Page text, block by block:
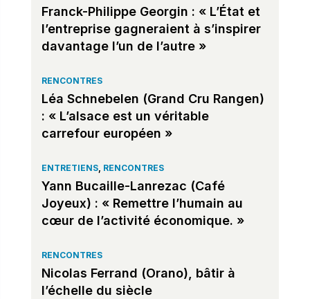
Franck-Philippe Georgin : « L’État et
l’entreprise gagneraient à s’inspirer
davantage l’un de l’autre »
RENCONTRES
Léa Schnebelen (Grand Cru Rangen)
: « L’alsace est un véritable
carrefour européen »
ENTRETIENS, RENCONTRES
Yann Bucaille-Lanrezac (Café
Joyeux) : « Remettre l’humain au
cœur de l’activité économique. »
RENCONTRES
Nicolas Ferrand (Orano), bâtir à
l’échelle du siècle